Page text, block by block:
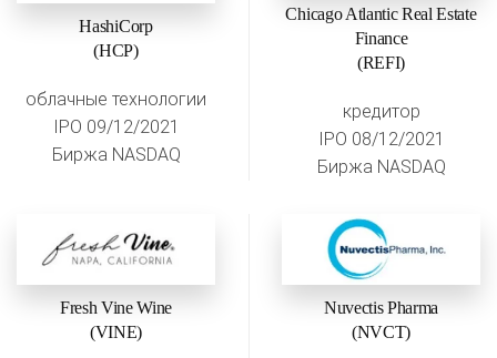
HashiCorp
(HCP)
облачные технологии
IPO 09/12/2021
Биржа NASDAQ
Chicago Atlantic Real Estate
Finance
(REFI)
кредитор
IPO 08/12/2021
Биржа NASDAQ
Fresh Vine Wine
(VINE)
Nuvectis Pharma
(NVCT)